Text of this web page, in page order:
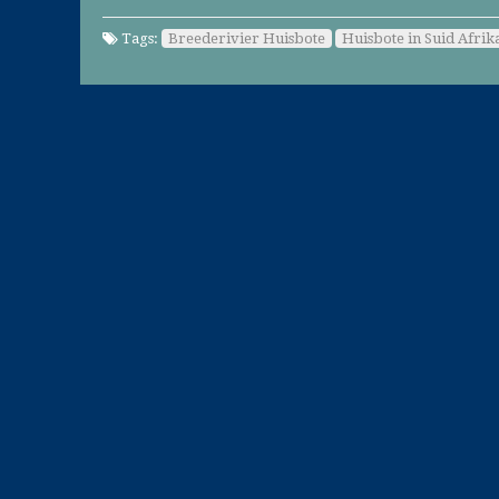
Tags: Breederivier Huisbote Huisbote in Suid